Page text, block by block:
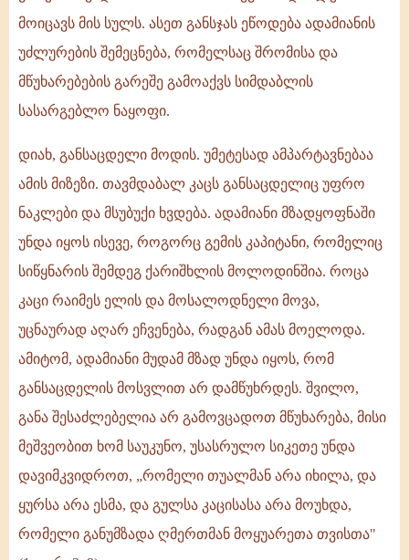
მოიცავს მის სულს. ასეთ განსჯას ეწოდება ადამიანის
უძლურების შემეცნება, რომელსაც შრომისა და
მწუხარებების გარეშე გამოაქვს სიმდაბლის
სასარგებლო ნაყოფი.
დიახ, განსაცდელი მოდის. უმეტესად ამპარტავნებაა
ამის მიზეზი. თავმდაბალ კაცს განსაცდელიც უფრო
ნაკლები და მსუბუქი ხვდება. ადამიანი მზადყოფნაში
უნდა იყოს ისევე, როგორც გემის კაპიტანი, რომელიც
სიწყნარის შემდეგ ქარიშხლის მოლოდინშია. როცა
კაცი რაიმეს ელის და მოსალოდნელი მოვა,
უცნაურად აღარ ეჩვენება, რადგან ამას მოელოდა.
ამიტომ, ადამიანი მუდამ მზად უნდა იყოს, რომ
განსაცდელის მოსვლით არ დამწუხრდეს. შვილო,
განა შესაძლებელია არ გამოვცადოთ მწუხარება, მისი
მეშვეობით ხომ საუკუნო, უსასრულო სიკეთე უნდა
დავიმკვიდროთ, „რომელი თუალმან არა იხილა, და
ყურსა არა ესმა, და გულსა კაცისასა არა მოუხდა,
რომელი განუმზადა ღმერთმან მოყუარეთა თვისთა"